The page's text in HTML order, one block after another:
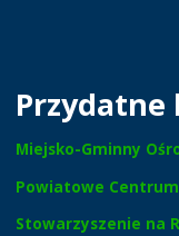
Przydatne
Miejsko-Gminny
Powiatowe
Stowarzyszenie na